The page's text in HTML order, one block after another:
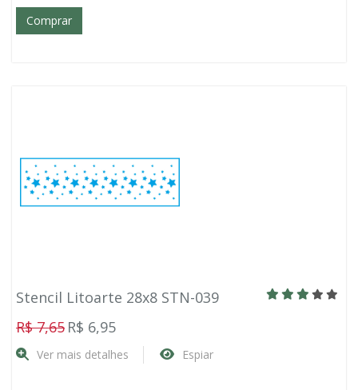
Comprar
Stencil Litoarte 28x8 STN-039
R$ 7,65 R$ 6,95
Ver mais detalhes Espiar